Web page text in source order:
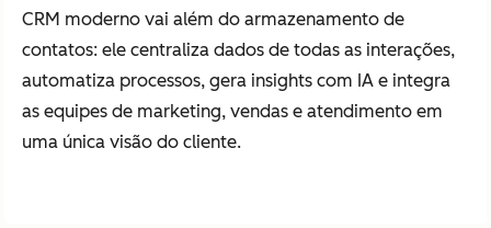
CRM moderno vai além do armazenamento de
contatos: ele centraliza dados de todas as interações,
automatiza processos, gera insights com IA e integra
as equipes de marketing, vendas e atendimento em
uma única visão do cliente.